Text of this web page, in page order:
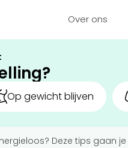
Over ons
Op gewicht blijven
Deze tips gaan